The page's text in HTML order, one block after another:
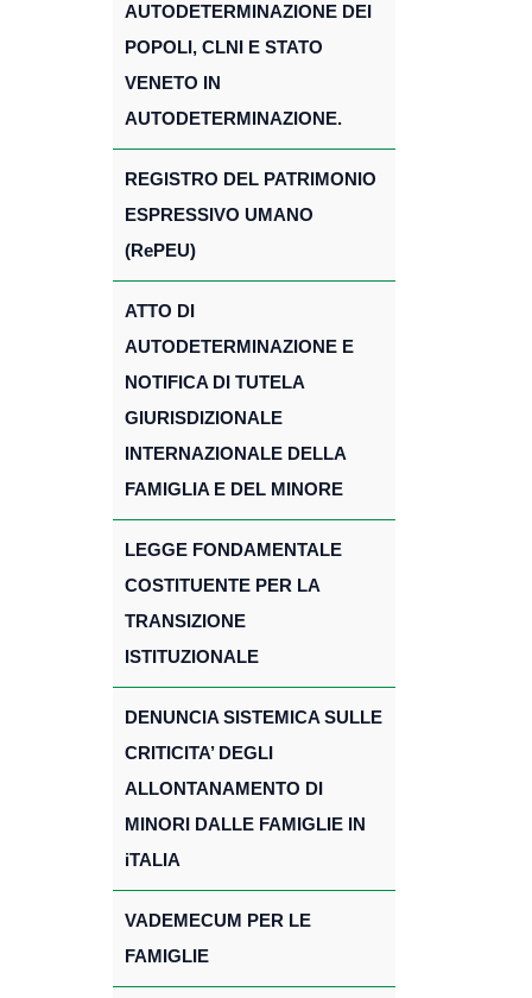
AUTODETERMINAZIONE DEI
POPOLI, CLNI E STATO
VENETO IN
AUTODETERMINAZIONE.
REGISTRO DEL PATRIMONIO
ESPRESSIVO UMANO
(RePEU)
ATTO DI
AUTODETERMINAZIONE E
NOTIFICA DI TUTELA
GIURISDIZIONALE
INTERNAZIONALE DELLA
FAMIGLIA E DEL MINORE
LEGGE FONDAMENTALE
COSTITUENTE PER LA
TRANSIZIONE
ISTITUZIONALE
DENUNCIA SISTEMICA SULLE
CRITICITA’ DEGLI
ALLONTANAMENTO DI
MINORI DALLE FAMIGLIE IN
iTALIA
VADEMECUM PER LE
FAMIGLIE